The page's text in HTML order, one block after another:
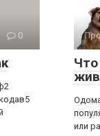
0
или